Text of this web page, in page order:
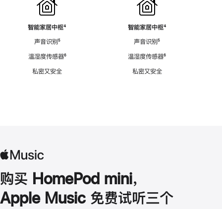
智能家居中枢脚
⁴
声音识别脚
⁵
温湿度传感器脚
⁶
私密又安全
智能家居中枢脚
⁴
声音识别脚
⁵
温湿度传感器脚
⁶
私密又安全
购买 HomePod mini，
Apple Music 免费试听三个